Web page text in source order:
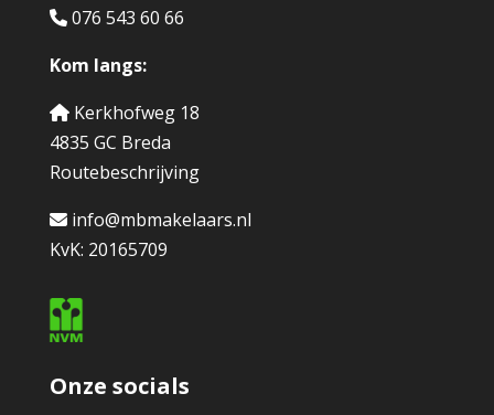
076 543 60 66
Kom langs:
Kerkhofweg 18
4835 GC Breda
Routebeschrijving
info@mbmakelaars.nl
KvK: 20165709
Onze socials